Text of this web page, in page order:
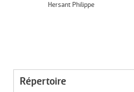
Hersant Philippe
Répertoire